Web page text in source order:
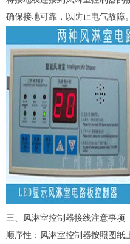
确保接地可靠，以防止电气故障。
三、风淋室控制器接线注意事项
顺序性：风淋室控制器按照图纸